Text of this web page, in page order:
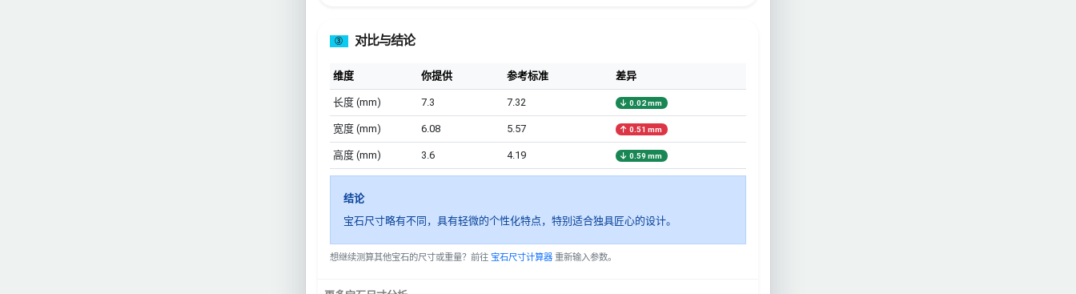
③ 对比与结论
维度 你提供 参考标准 差异
长度 (mm) 7.3 7.32 0.02 mm
宽度 (mm) 6.08 5.57 0.51 mm
高度 (mm) 3.6 4.19 0.59 mm
结论
宝石尺寸略有不同，具有轻微的个性化特点，特别适合独具匠心的设计。
想继续测算其他宝石的尺寸或重量？前往 宝石尺寸计算器 重新输入参数。